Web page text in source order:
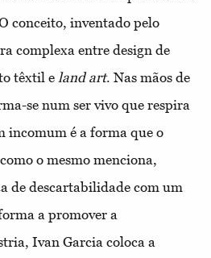
conceito, inventado pelo
complexa entre design de
têxtil e land art. Nas mãos de
se num ser vivo que respira
incomum é a forma que o
o mesmo menciona,
de descartabilidade com um
a promover a
Ivan Garcia coloca a